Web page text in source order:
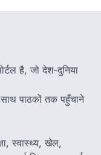
है, जो देश-दुनिया
पाठकों तक पहुँचाने
स्वास्थ्य, खेल,